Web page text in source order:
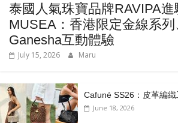
泰國人氣珠寶品牌RAVIPA進
MUSEA：香港限定金線系列
Ganesha互動體驗
July 15, 2026 Maru
Cafuné SS26：皮革編
June 18, 2026